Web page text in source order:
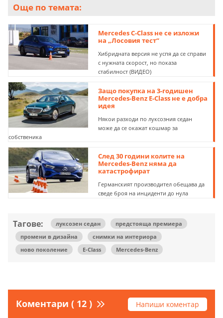
Още по темата:
Mercedes C-Class не се изложи
на „Лосовия тест“
Хибридната версия не успя да се справи
с нужната скорост, но показа
стабилност (ВИДЕО)
Защо покупка на 3-годишен
Mercedes-Benz E-Class не е добра
идея
Някои разходи по луксозния седан
може да се окажат кошмар за
собственика
След 30 години колите на
Mercedes-Benz няма да
катастрофират
Германският производител обещава да
сведе броя на инциденти до нула
Тагове: луксозен седан
предстояща премиера
промени в дизайна
снимки на интериора
ново поколение
E-Class Mercedes-Benz
Коментари ( 12 ) Напиши коментар